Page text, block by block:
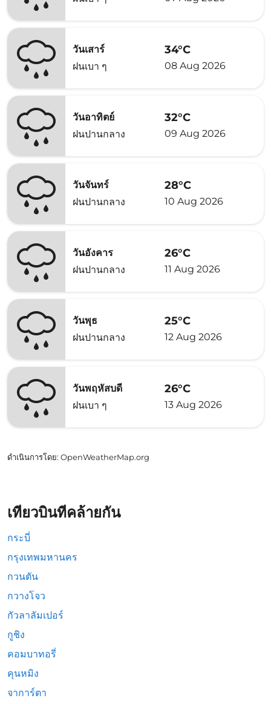
วันเสาร์
ฝนเบา ๆ
34°C
08 Aug 2026
วันอาทิตย์
ฝนปานกลาง
32°C
09 Aug 2026
วันจันทร์
ฝนปานกลาง
28°C
10 Aug 2026
วันอังคาร
ฝนปานกลาง
26°C
11 Aug 2026
วันพุธ
ฝนปานกลาง
25°C
12 Aug 2026
วันพฤหัสบดี
ฝนเบา ๆ
26°C
13 Aug 2026
ดำเนินการโดย: OpenWeatherMap.org
เที่ยวบินที่คล้ายกัน
กระบี่
กรุงเทพมหานคร
กวนตัน
กวางโจว
กัวลาลัมเปอร์
กูชิง
คอมบาทอรี่
คุนหมิง
จาการ์ตา